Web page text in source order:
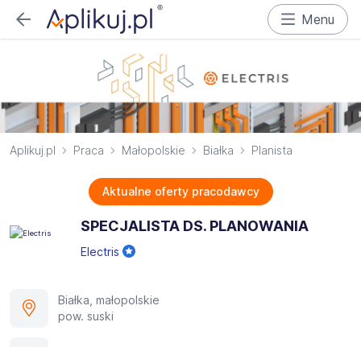
Menu
Aplikuj.pl Praca Małopolskie Białka Planista
Aktualne oferty pracodawcy
SPECJALISTA DS. PLANOWANIA
Electris
Białka, małopolskie
pow. suski